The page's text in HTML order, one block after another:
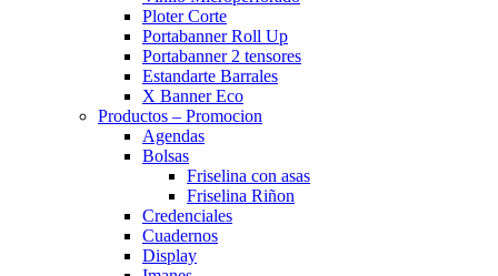
Ploter Corte
Portabanner Roll Up
Portabanner 2 tensores
Estandarte Barrales
X Banner Eco
Productos – Promocion
Agendas
Bolsas
Friselina con asas
Friselina Riñon
Credenciales
Cuadernos
Display